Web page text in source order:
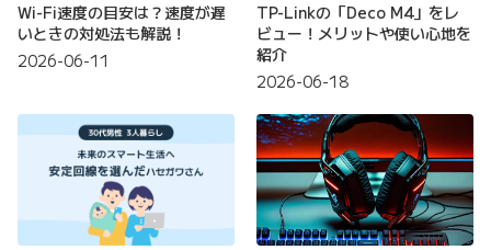
Wi-Fi速度の目安は？速度が遅
いときの対処法も解説！
2026-06-11
TP-Linkの「Deco M4」をレ
ビュー！メリットや使い心地を
紹介
2026-06-18